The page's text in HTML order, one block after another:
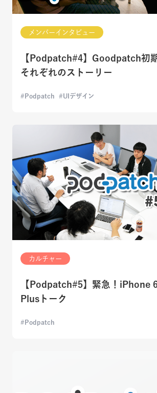
メンバーインタビュー
【Podpatch#4】Goodpatch初
それぞれのストーリー
Podpatch UIデザイン
カルチャー
【Podpatch#5】緊急！iPhone
Plusトーク
Podpatch